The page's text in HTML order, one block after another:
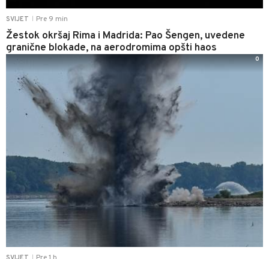
SVIJET Pre 9 min
Žestok okršaj Rima i Madrida: Pao Šengen, uvedene
granične blokade, na aerodromima opšti haos
0